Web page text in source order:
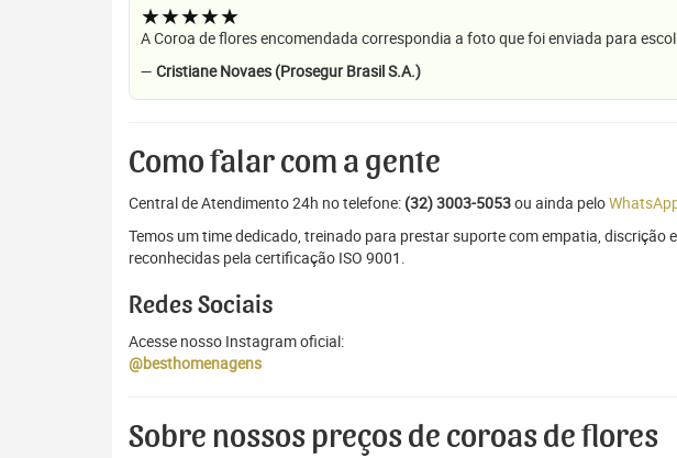
★★★★★
A Coroa de flores encomendada correspondia a foto que foi enviada para
— Cristiane Novaes (Prosegur Brasil S.A.)
Como falar com a gente
Central de Atendimento 24h no telefone: (32) 3003-5053ou ainda pelo
Temos um time dedicado, treinado para prestar suporte com empatia,
reconhecidas pela certificação ISO 9001.
Redes Sociais
Acesse nosso Instagram oficial:
@besthomenagens
Sobre nossos preços de coroas de flores